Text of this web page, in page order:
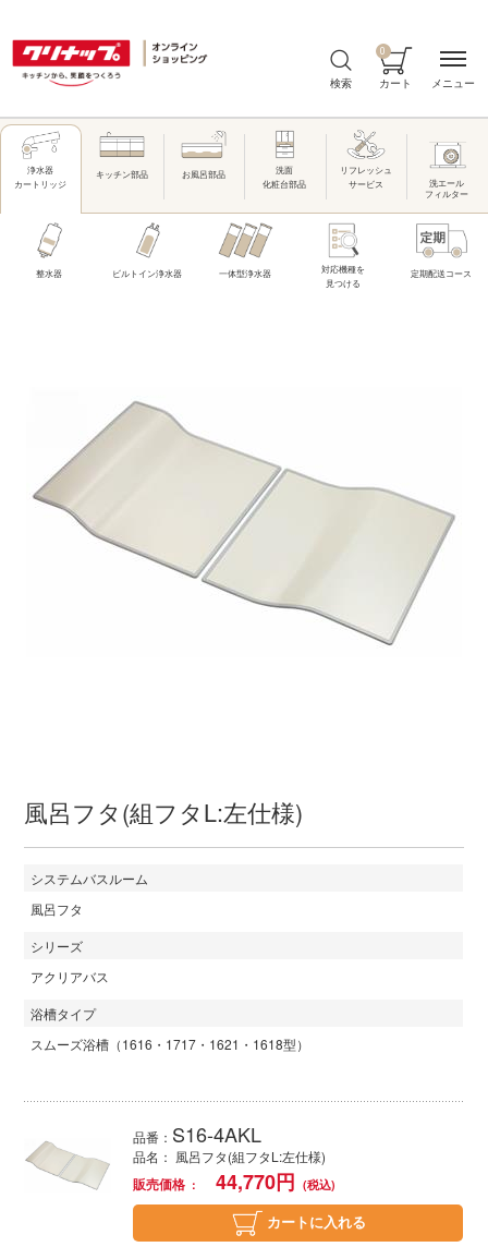
検索 カート
0
浄水器
カートリッジ
キッチン部品 お風呂部品
洗面
化粧台部品
リフレッシュ
サービス
洗エール
フィルター
整水器 ビルトイン浄水器 一体型浄水器
対応機種を
見つける
定期配送コース
風呂フタ(組フタL:左仕様)
システムバスルーム
風呂フタ
シリーズ
アクリアバス
浴槽タイプ
スムーズ浴槽（1616・1717・1621・1618型）
品番： S16-4AKL
品名： 風呂フタ(組フタL:左仕様)
販売価格
44,770円
カートに入れる
メニュー